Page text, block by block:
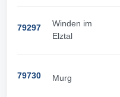
79297
Winden im
Elztal
79730 Murg